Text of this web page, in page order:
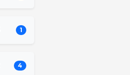
1
4